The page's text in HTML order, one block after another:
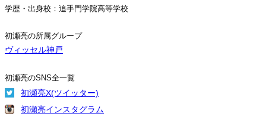
学歴・出身校：追手門学院高等学校
初瀬亮の所属グループ
ヴィッセル神戸
初瀬亮のSNS全一覧
初瀬亮X(ツイッター)
初瀬亮インスタグラム